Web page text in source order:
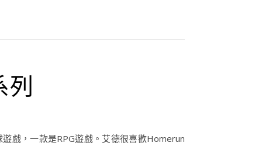
列
戲，一款是RPG遊戲。艾德很喜歡Homerun